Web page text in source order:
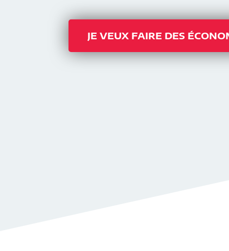
JE VEUX FAIRE DES